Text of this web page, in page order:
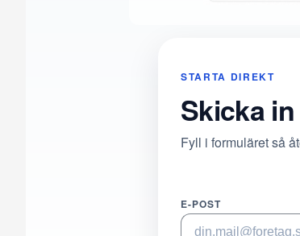
STARTA DIREKT
Skicka
Fyll i formuläret så
E-POST